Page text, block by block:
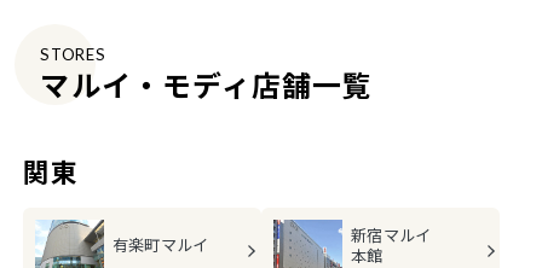
STORES
マルイ・モディ店舗一覧
関東
有楽町マルイ
新宿マルイ
本館